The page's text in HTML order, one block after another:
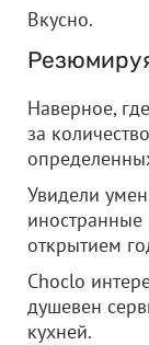
Вкусно.
Наверное,
за
Увидели
иностранные
открытием
Choclo
душевен
кухней.